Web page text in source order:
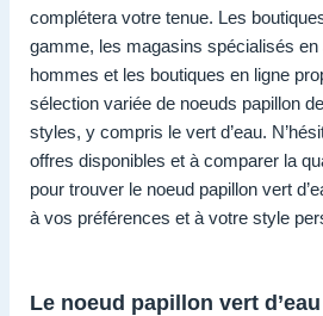
complétera votre tenue. Les
gamme, les magasins spécialisés
hommes et les boutiques en ligne
sélection variée de noeuds papillon
styles, y compris le vert d’eau.
offres disponibles et à comparer la
pour trouver le noeud papillon vert
à vos préférences et à votre style
Le noeud papillon vert